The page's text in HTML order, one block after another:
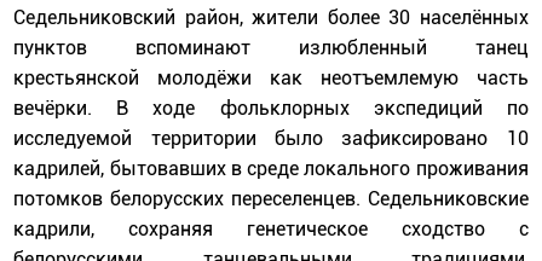
Седельниковский район, жители более 30 населённых
пунктов вспоминают излюбленный танец
крестьянской молодёжи как неотъемлемую часть
вечёрки. В ходе фольклорных экспедиций по
исследуемой территории было зафиксировано 10
кадрилей, бытовавших в среде локального проживания
потомков белорусских переселенцев. Седельниковские
кадрили, сохраняя генетическое сходство с